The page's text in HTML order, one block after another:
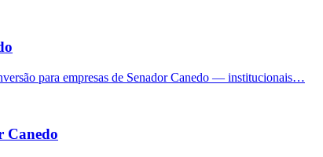
para empresas de Senador Canedo — institucionais…
Canedo